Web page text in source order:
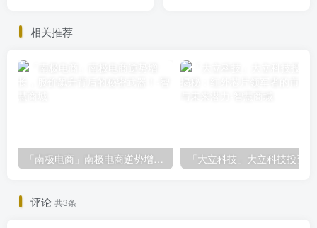
相关推荐
「南极电商」南极电商逆势增长，股价飙升背后的秘密武器！
评论 共3条